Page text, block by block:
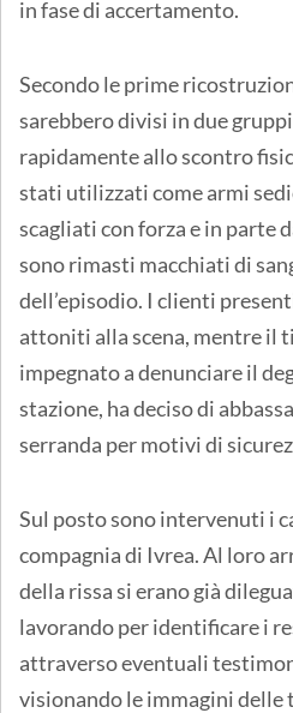
in fase di accertamento.
Secondo le prime
sarebbero divisi in due
rapidamente allo scontro
stati utilizzati come armi
scagliati con forza e in parte
sono rimasti macchiati di
dell’episodio. I clienti
attoniti alla scena, mentre il
impegnato a denunciare il
stazione, ha deciso di
serranda per motivi di
Sul posto sono intervenuti i
compagnia di Ivrea. Al loro
della rissa si erano già
lavorando per identificare i
attraverso eventuali
visionando le immagini delle